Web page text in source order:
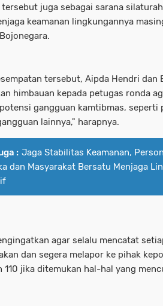
tersebut juga sebagai sarana
keamanan lingkungannya
tersebut, Aipda Hendri dan
himbauan kepada petugas ronda
gangguan kamtibmas, seperti
lainnya," harapnya.
: Jaga Stabilitas Keamanan,
dan Masyarakat Bersatu Menjaga
agar selalu mencatat
dan segera melapor ke pihak
110 jika ditemukan hal-hal yang